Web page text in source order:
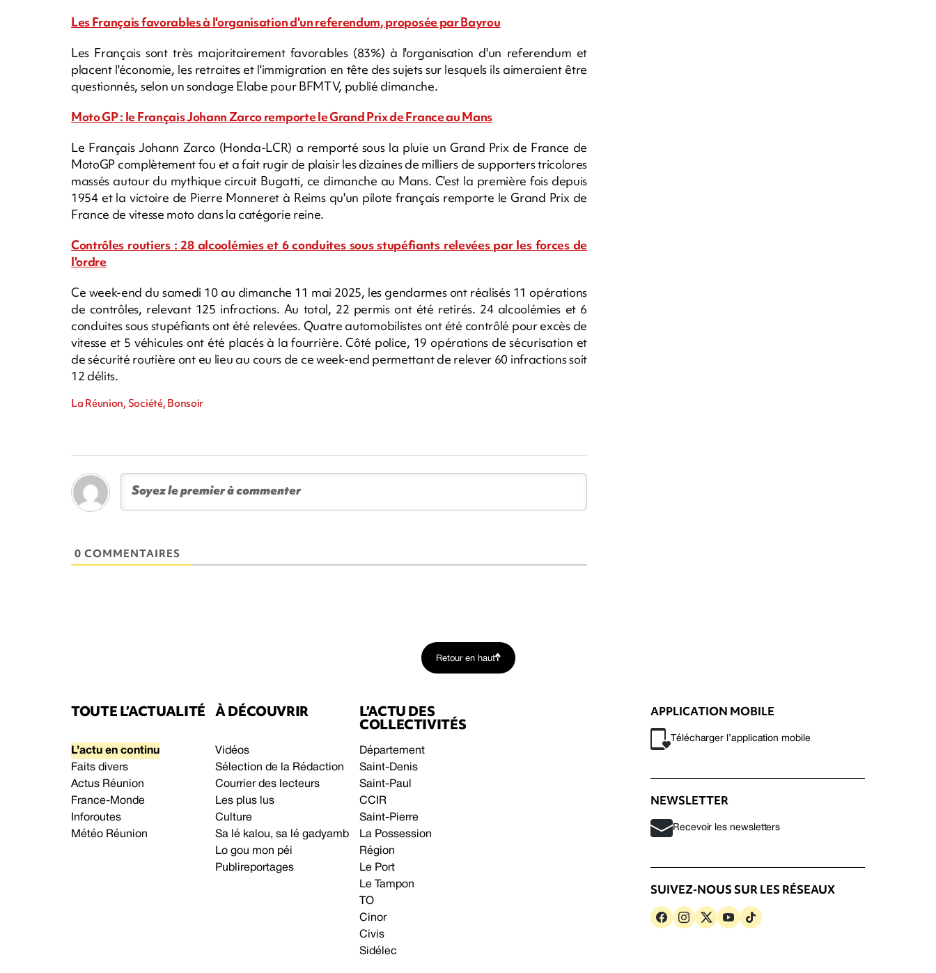
Les Français favorables à l'organisation d'un referendum, proposée par Bayrou
Les Français sont très majoritairement favorables (83%) à l'organisation d'un referendum et
placent l'économie, les retraites et l'immigration en tête des sujets sur lesquels ils aimeraient être
questionnés, selon un sondage Elabe pour BFMTV, publié dimanche.
Moto GP : le Français Johann Zarco remporte le Grand Prix de France au Mans
Le Français Johann Zarco (Honda-LCR) a remporté sous la pluie un Grand Prix de France de
MotoGP complètement fou et a fait rugir de plaisir les dizaines de milliers de supporters tricolores
massés autour du mythique circuit Bugatti, ce dimanche au Mans. C'est la première fois depuis
1954 et la victoire de Pierre Monneret à Reims qu'un pilote français remporte le Grand Prix de
France de vitesse moto dans la catégorie reine.
Contrôles routiers : 28 alcoolémies et 6 conduites sous stupéfiants relevées par les forces de
l'ordre
Ce week-end du samedi 10 au dimanche 11 mai 2025, les gendarmes ont réalisés 11 opérations
de contrôles, relevant 125 infractions. Au total, 22 permis ont été retirés. 24 alcoolémies et 6
conduites sous stupéfiants ont été relevées. Quatre automobilistes ont été contrôlé pour excès de
vitesse et 5 véhicules ont été placés à la fourrière. Côté police, 19 opérations de sécurisation et
de sécurité routière ont eu lieu au cours de ce week-end permettant de relever 60 infractions soit
12 délits.
La Réunion, Société, Bonsoir
0 COMMENTAIRES
Retour en haut
TOUTE L’ACTUALITÉ
L’actu en continu
Faits divers
Actus Réunion
France-Monde
Inforoutes
Météo Réunion
À DÉCOUVRIR
Vidéos
Sélection de la Rédaction
Courrier des lecteurs
Les plus lus
Culture
Sa lé kalou, sa lé gadyamb
Lo gou mon péi
Publireportages
L’ACTU DES
COLLECTIVITÉS
Département
Saint-Denis
Saint-Paul
CCIR
Saint-Pierre
La Possession
Région
Le Port
Le Tampon
TO
Cinor
Civis
Sidélec
APPLICATION MOBILE
Télécharger l’application mobile
NEWSLETTER
Recevoir les newsletters
SUIVEZ-NOUS SUR LES RÉSEAUX